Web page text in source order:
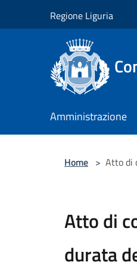
Regione Liguria
Amministrazione
Home > Atto di
Atto di
durata